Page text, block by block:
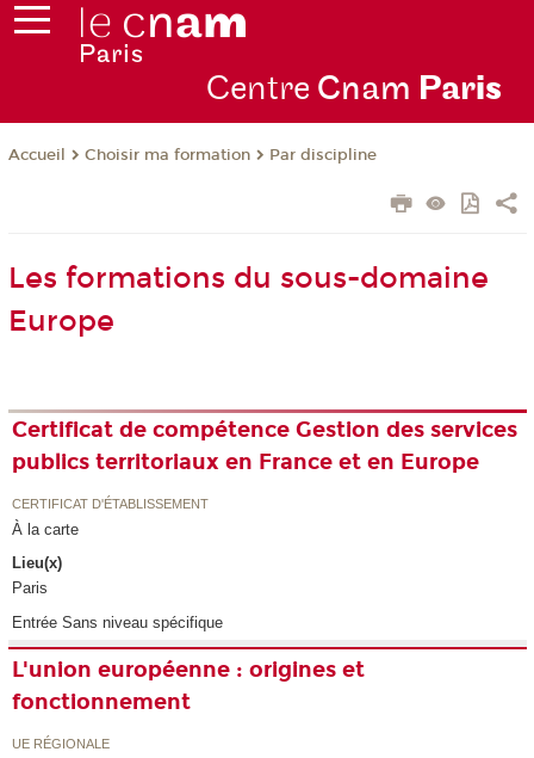
Centre Cnam Paris
Accueil Choisir ma formation Par discipline
Les formations du sous-domaine
Europe
Certificat de compétence Gestion des services
publics territoriaux en France et en Europe
CERTIFICAT D'ÉTABLISSEMENT
À la carte
Lieu(x)
Paris
Entrée Sans niveau spécifique
L'union européenne : origines et
fonctionnement
UE RÉGIONALE